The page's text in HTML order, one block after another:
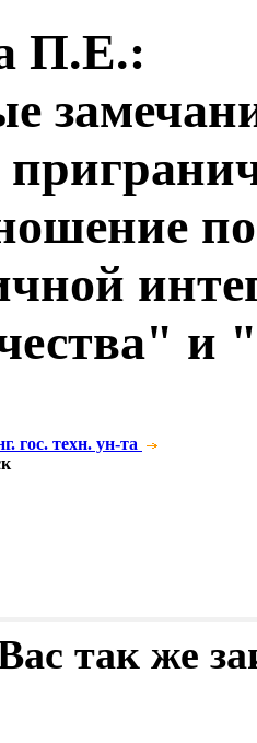
П.Е.:
и
гос. техн. ун-та
так же